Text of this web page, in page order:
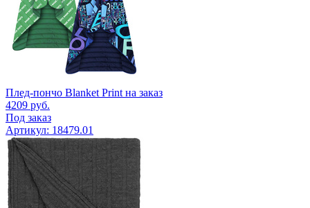
Плед-пончо Blanket Print на заказ
4209 руб.
Под заказ
Артикул: 18479.01